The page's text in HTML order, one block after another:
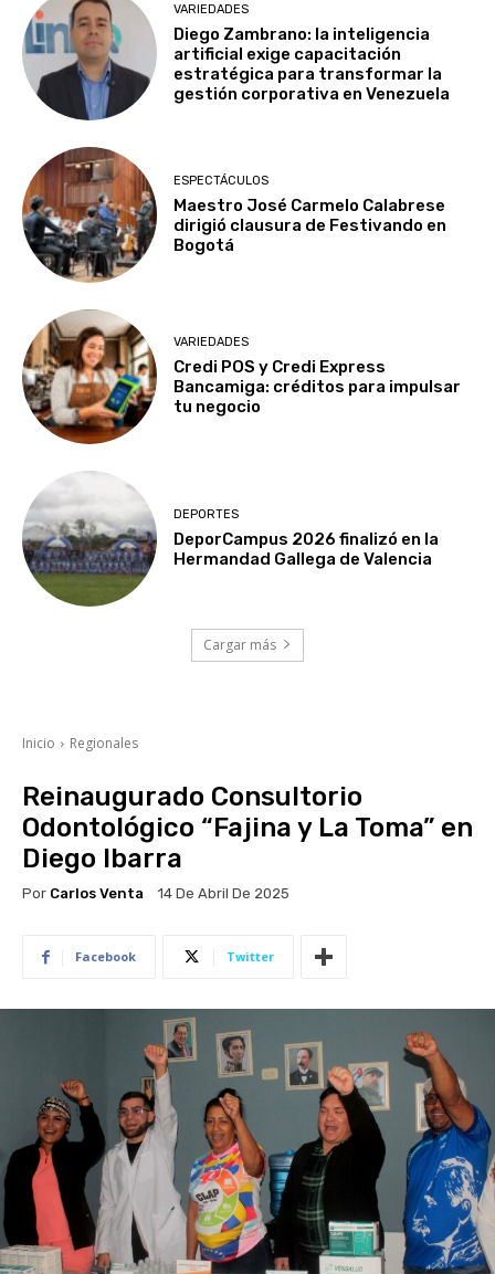
VARIEDADES
Diego Zambrano: la inteligencia
artificial exige capacitación
estratégica para transformar la
gestión corporativa en Venezuela
ESPECTÁCULOS
Maestro José Carmelo Calabrese
dirigió clausura de Festivando en
Bogotá
VARIEDADES
Credi POS y Credi Express
Bancamiga: créditos para impulsar
tu negocio
DEPORTES
DeporCampus 2026 finalizó en la
Hermandad Gallega de Valencia
Cargar más